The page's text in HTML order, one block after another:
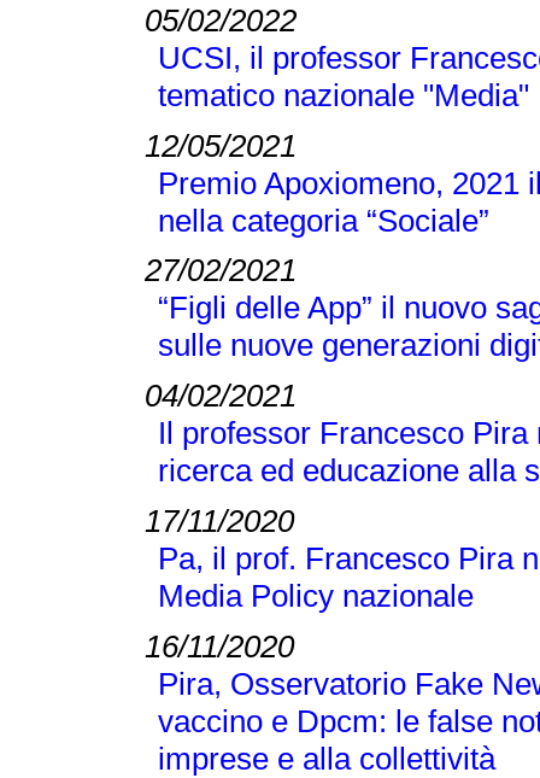
05/02/2022
UCSI, il professor
tematico nazionale "Media"
12/05/2021
Premio Apoxiomeno, 2021
nella categoria “Sociale”
27/02/2021
“Figli delle App” il nuovo
sulle nuove generazioni
04/02/2021
Il professor Francesco
ricerca ed educazione alla
17/11/2020
Pa, il prof. Francesco Pira
Media Policy nazionale
16/11/2020
Pira, Osservatorio Fake
vaccino e Dpcm: le false
imprese e alla collettività